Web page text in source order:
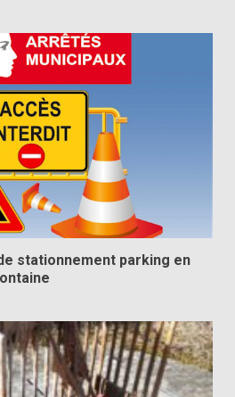
stationnement parking en